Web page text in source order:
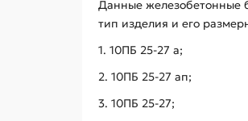
Данные железобетонные
тип изделия и его
1. 10ПБ 25-27 а;
2. 10ПБ 25-27 aп;
3. 10ПБ 25-27;